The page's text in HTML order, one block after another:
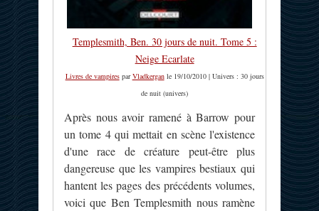
Templesmith, Ben. 30 jours de nuit. Tome 5 :
Neige Ecarlate
Livres de vampiresparVladkerganle 19/10/2010 | Univers : 30 jours
de nuit (univers)
Après nous avoir ramené à Barrow pour
un tome 4 qui mettait en scène l'existence
d'une race de créature peut-être plus
dangereuse que les vampires bestiaux qui
hantent les pages des précédents volumes,
voici que Ben Templesmith nous ramène